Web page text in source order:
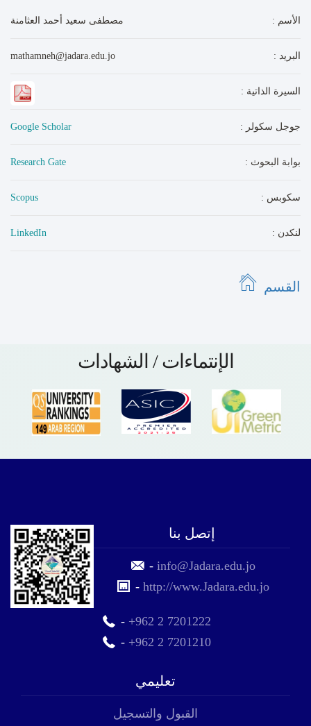
: الأسم مصطفى سعيد أحمد العثامنة
: البريد mathamneh@jadara.edu.jo
: السيرة الذاتية
: جوجل سكولر Google Scholar
: بوابة البحوث Research Gate
: سكوبس Scopus
: لنكدن LinkedIn
القسم
الإنتماءات / الشهادات
إتصل بنا
-info@Jadara.edu.jo
-http://www.Jadara.edu.jo
- +962 2 7201222
- +962 2 7201210
تعليمي
القبول والتسجيل